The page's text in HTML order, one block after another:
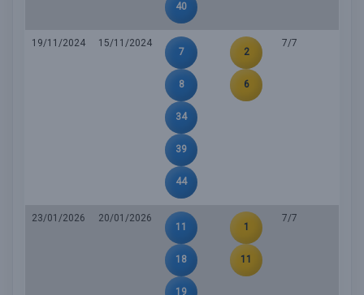
40
19/11/2024
15/11/2024
7
8
34
39
44
2
6
7/7
23/01/2026
20/01/2026
11
18
19
1
11
7/7